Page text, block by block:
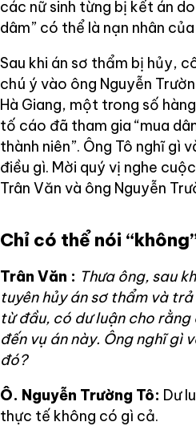
các nữ sinh từng bị kết án
dâm” có thể là nạn nhân
Sau khi án sơ thẩm bị hủy,
chú ý vào ông Nguyễn
Hà Giang, một trong số
tố cáo đã tham gia “mua
thành niên”. Ông Tô nghĩ gì
điều gì. Mời quý vị nghe
Trân Văn và ông Nguyễn
Chỉ có thể nói
Trân Văn : Thưa ông, sau
tuyên hủy án sơ thẩm và
từ đầu, có dư luận cho
đến vụ án này. Ông nghĩ gì
đó?
Ô. Nguyễn Trường Tô: Dư
thực tế không có gì cả.